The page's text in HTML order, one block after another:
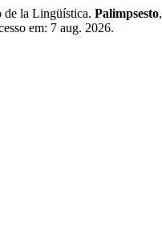
de la Lingüística. Palimpsesto,
em: 7 aug. 2026.